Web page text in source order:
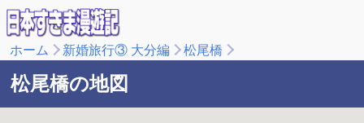
ホーム 新婚旅行③ 大分編 松尾橋
松尾橋の地図